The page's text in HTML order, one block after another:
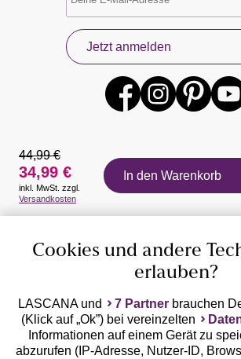
Jetzt anmelden
Auszeichnungen
Geprüfte Sicherheit
44,99 €
34,99 €
inkl. MwSt. zzgl.
Versandkosten
In den Warenkorb
Cookies und andere
erlauben?
LASCANA und 7 Partner brauchen
(Klick auf „Ok”) bei vereinzelten
Informationen auf einem Gerät zu
abzurufen (IP-Adresse, Nutzer-ID,